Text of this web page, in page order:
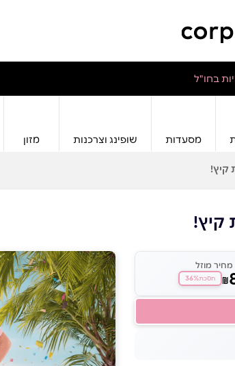
בחו"ל
מסעדות שופינג וצרכנות מזון
קיץ!
קיץ!
מחיר מוזל
₪ חסכת36%